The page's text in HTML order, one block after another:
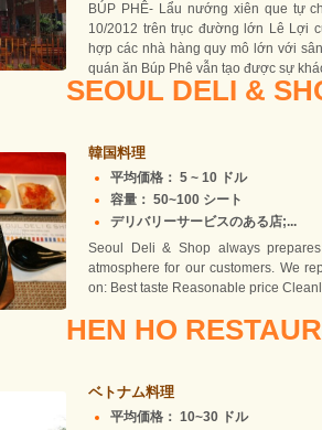
BÚP PHÊ- Lẩu nướng xiên que tự
10/2012 trên trục đường lớn Lê Lợi
hợp các nhà hàng quy mô lớn với
quán ăn Búp Phê vẫn tạo được sự
SEOUL DELI &
韓国料理
平均価格： 5 ~ 10 ドル
容量： 50~100 シート
デリバリーサービスのある店;...
Seoul Deli & Shop always
atmosphere for our customers. We
on: Best taste Reasonable price
HEN HO
ベトナム料理
平均価格： 10~30 ドル